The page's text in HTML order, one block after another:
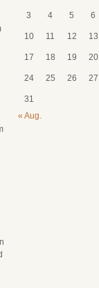
3 4 5 6
10 11 12 13
17 18 19 20
24 25 26 27
31
« Aug.